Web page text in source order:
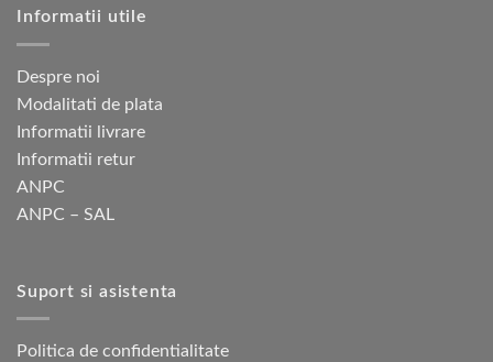
Informatii utile
Despre noi
Modalitati de plata
Informatii livrare
Informatii retur
ANPC
ANPC – SAL
Suport si asistenta
Politica de confidentialitate